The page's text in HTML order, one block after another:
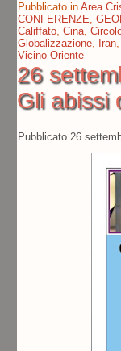
Pubblicato in Area
CONFERENZE,
Califfato, Cina,
Globalizzazione, Iran,
Vicino Oriente
26
Gli abissi
Pubblicato 26